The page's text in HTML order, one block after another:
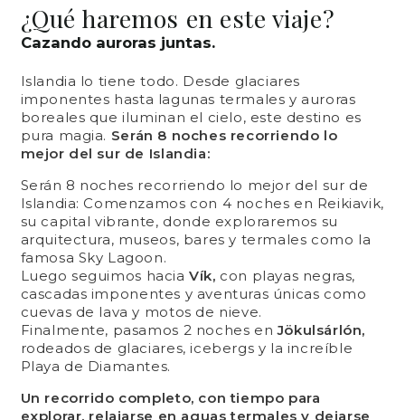
¿Qué haremos en este viaje?
Cazando auroras juntas.
Islandia lo tiene todo. Desde glaciares
imponentes hasta lagunas termales y auroras
boreales que iluminan el cielo, este destino es
pura magia. Serán 8 noches recorriendo lo
mejor del sur de Islandia:
Serán 8 noches recorriendo lo mejor del sur de
Islandia: Comenzamos con 4 noches en Reikiavik,
su capital vibrante, donde exploraremos su
arquitectura, museos, bares y termales como la
famosa Sky Lagoon.
Luego seguimos haciaVík, con playas negras,
cascadas imponentes y aventuras únicas como
cuevas de lava y motos de nieve.
Finalmente, pasamos 2 noches enJökulsárlón,
rodeados de glaciares, icebergs y la increíble
Playa de Diamantes.
Un recorrido completo, con tiempo para
explorar, relajarse en aguas termales y dejarse